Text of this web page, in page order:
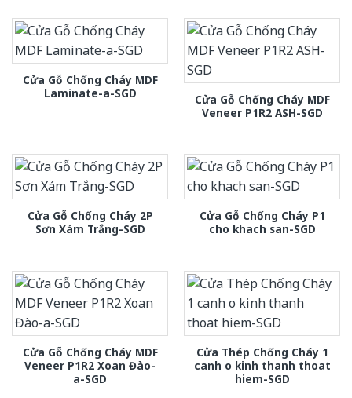
Cửa Gỗ Chống Cháy MDF
Laminate-a-SGD
Cửa Gỗ Chống Cháy MDF
Veneer P1R2 ASH-SGD
Cửa Gỗ Chống Cháy 2P
Sơn Xám Trắng-SGD
Cửa Gỗ Chống Cháy P1
cho khach san-SGD
Cửa Gỗ Chống Cháy MDF
Veneer P1R2 Xoan Đào-
a-SGD
Cửa Thép Chống Cháy 1
canh o kinh thanh thoat
hiem-SGD